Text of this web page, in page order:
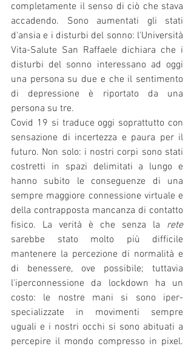
completamente il senso di ciò che stava
accadendo. Sono aumentati gli stati
d'ansia e i disturbi del sonno: l'Università
Vita-Salute San Raffaele dichiara che i
disturbi del sonno interessano ad oggi
una persona su due e che il sentimento
di depressione è riportato da una
persona su tre.
Covid 19 si traduce oggi soprattutto con
sensazione di incertezza e paura per il
futuro. Non solo: i nostri corpi sono stati
costretti in spazi delimitati a lungo e
hanno subito le conseguenze di una
sempre maggiore connessione virtuale e
della contrapposta mancanza di contatto
fisico. La verità è che senza la rete
sarebbe stato molto più difficile
mantenere la percezione di normalità e
di benessere, ove possibile; tuttavia
l'iperconnessione da lockdown ha un
costo: le nostre mani si sono iper-
specializzate in movimenti sempre
uguali e i nostri occhi si sono abituati a
percepire il mondo compresso in pixel.